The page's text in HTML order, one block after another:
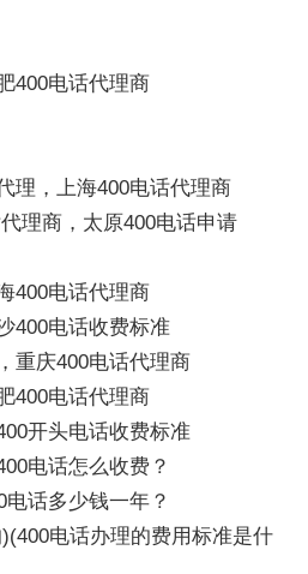
400电话代理商
理，上海400电话代理商
理商，太原400电话申请
400电话代理商
400电话收费标准
重庆400电话代理商
400电话代理商
开头电话收费标准
电话怎么收费？
话多少钱一年？
电话办理的费用标准是什